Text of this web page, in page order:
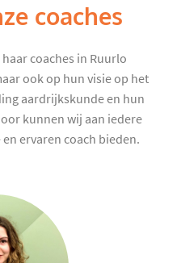
coaches
coaches in Ruurlo
ook op hun visie op het
aardrijkskunde en hun
kunnen wij aan iedere
ervaren coach bieden.